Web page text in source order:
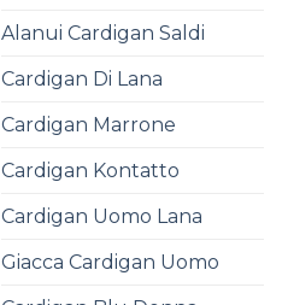
Alanui Cardigan Saldi
Cardigan Di Lana
Cardigan Marrone
Cardigan Kontatto
Cardigan Uomo Lana
Giacca Cardigan Uomo